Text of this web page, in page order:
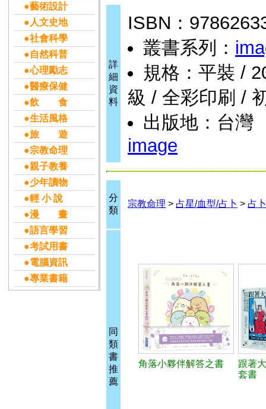
●藝術設計
●人文史地
●社會科學
●自然科普
●心理勵志
●醫療保健
●飲 食
●生活風格
●旅 遊
●宗教命理
●親子教養
●少年讀物
●輕 小 說
●漫 畫
●語言學習
●考試用書
●電腦資訊
●專業書籍
詳
細
資
料
ISBN：
叢書系列：
規格：平裝 /
級 / 全彩印刷 /
出版地：台灣
image
分
類
宗教命理 > 占星/血型/占卜 > 占
同
類
書
推
薦
角落小夥伴解答之書
跟著
套書